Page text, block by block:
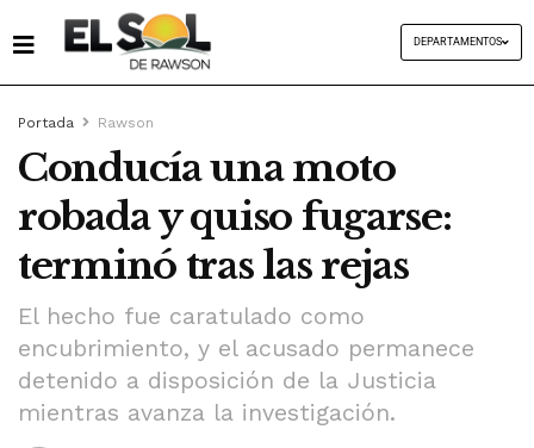
DEPARTAMENTOS
Portada Rawson
Conducía una moto
robada y quiso fugarse:
terminó tras las rejas
El hecho fue caratulado como
encubrimiento, y el acusado permanece
detenido a disposición de la Justicia
mientras avanza la investigación.